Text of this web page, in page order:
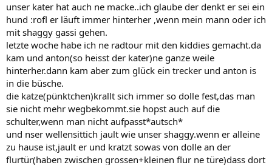
unser kater hat auch ne macke..ich glaube der denkt er sei ein
hund :rofl er läuft immer hinterher ,wenn mein mann oder ich
mit shaggy gassi gehen.
letzte woche habe ich ne radtour mit den kiddies gemacht.da
kam und anton(so heisst der kater)ne ganze weile
hinterher.dann kam aber zum glück ein trecker und anton is
in die büsche.
die katze(pünktchen)krallt sich immer so dolle fest,das man
sie nicht mehr wegbekommt.sie hopst auch auf die
schulter,wenn man nicht aufpasst*autsch*
und nser wellensittich jault wie unser shaggy.wenn er alleine
zu hause ist,jault er und kratzt sowas von dolle an der
flurtür(haben zwischen grossen+kleinen flur ne türe)dass dort